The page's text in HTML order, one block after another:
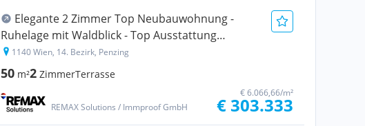
Elegante 2 Zimmer Top Neubauwohnung -
Ruhelage mit Waldblick - Top Ausstattung
inklusive
1140 Wien, 14. Bezirk, Penzing
50 m²2 ZimmerTerrasse
REMAX Solutions / Immproof GmbH
€ 6.066,66/m²
€ 303.333